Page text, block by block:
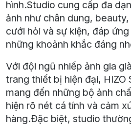
hình.Studio cung cấp đa
ảnh như chân dung,
cưới hỏi và sự kiện, đáp
những khoảnh khắc đáng
Với đội ngũ nhiếp ảnh gia
trang thiết bị hiện đại, HIZO
mang đến những bộ ảnh
hiện rõ nét cá tính và cảm
hàng.Đặc biệt, studio